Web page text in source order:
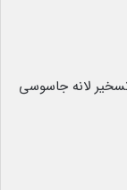
تسخیر لانه جاسوسی